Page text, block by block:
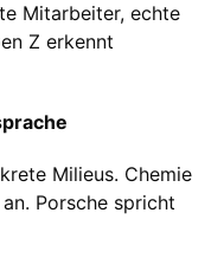
Mitarbeiter, echte
Z erkennt
Milieus. Chemie
Porsche spricht